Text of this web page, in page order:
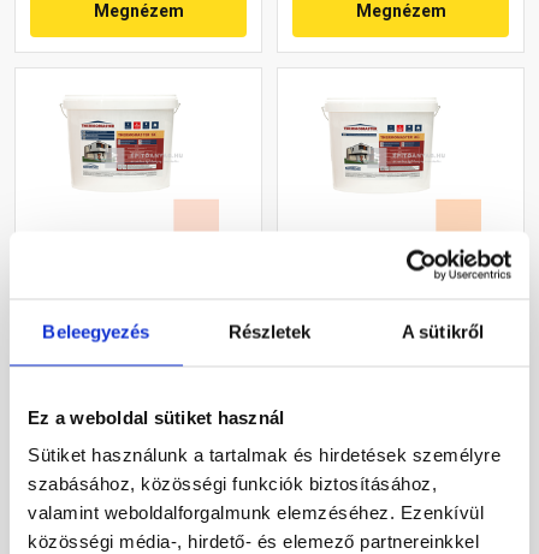
Beleegyezés Részletek A sütikről
Ez a weboldal sütiket használ
Sütiket használunk a tartalmak és hirdetések személyre
szabásához, közösségi funkciók biztosításához,
valamint weboldalforgalmunk elemzéséhez. Ezenkívül
közösségi média-, hirdető- és elemező partnereinkkel
Megnézem Megnézem
vékonyvakolat, kapart 1,5
mm 17-F 25 kg
30 660 Ft / db
Megnézem
vékonyvakolat,
27 385 Ft / db
Megnézem